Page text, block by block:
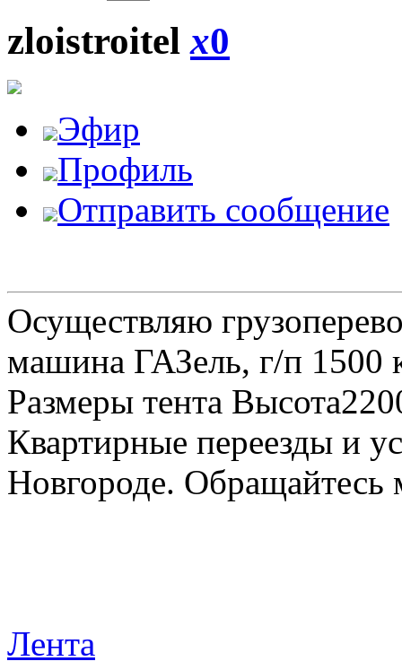
zloistroitelx0
Эфир
Профиль
Отправить сообщение
Осуществляю
машина ГАЗель, г/п 1500
Размеры тента
Квартирные переезды и
Новгороде.
Лента